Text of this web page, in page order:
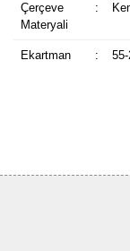
Çerçeve
Materyali
:
Ekartman :